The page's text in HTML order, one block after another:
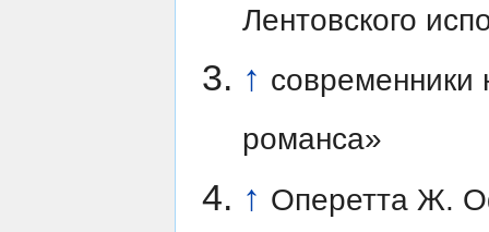
Лентовского
↑ современники
романса»
↑ Оперетта Ж.